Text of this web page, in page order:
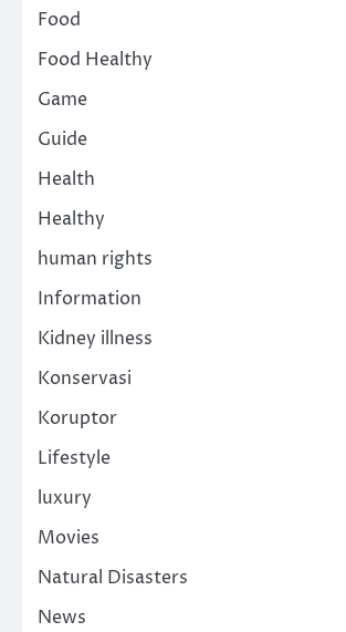
Food
Food Healthy
Game
Guide
Health
Healthy
human rights
Information
Kidney illness
Konservasi
Koruptor
Lifestyle
luxury
Movies
Natural Disasters
News